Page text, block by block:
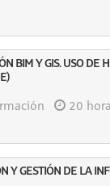
BIM Y GIS. USO DE
20
Y GESTIÓN DE LA